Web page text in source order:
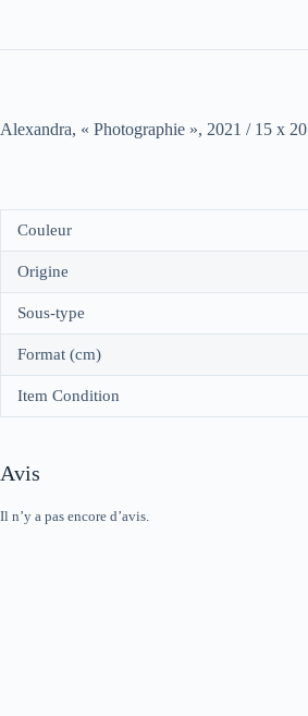
Alexandra, « Photographie », 2021 / 15 x 20
Couleur
Origine
Sous-type
Format (cm)
Item Condition
Avis
Il n’y a pas encore d’avis.